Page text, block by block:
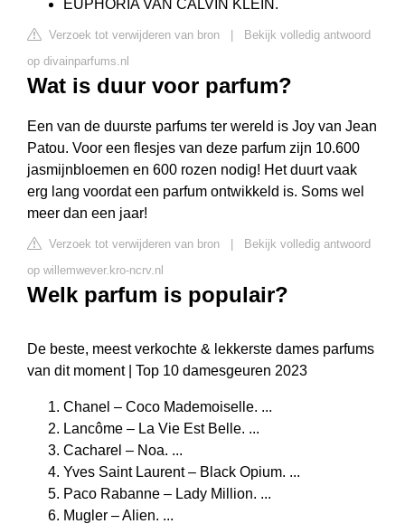
EUPHORIA VAN CALVIN KLEIN.
Verzoek tot verwijderen van bron
Bekijk volledig antwoord
op divainparfums.nl
Wat is duur voor parfum?
Een van de duurste parfums ter wereld is Joy van Jean
Patou. Voor een flesjes van deze parfum zijn 10.600
jasmijnbloemen en 600 rozen nodig! Het duurt vaak
erg lang voordat een parfum ontwikkeld is. Soms wel
meer dan een jaar!
Verzoek tot verwijderen van bron
Bekijk volledig antwoord
op willemwever.kro-ncrv.nl
Welk parfum is populair?
De beste, meest verkochte & lekkerste dames parfums
van dit moment | Top 10 damesgeuren 2023
Chanel – Coco Mademoiselle. ...
Lancôme – La Vie Est Belle. ...
Cacharel – Noa. ...
Yves Saint Laurent – Black Opium. ...
Paco Rabanne – Lady Million. ...
Mugler – Alien. ...